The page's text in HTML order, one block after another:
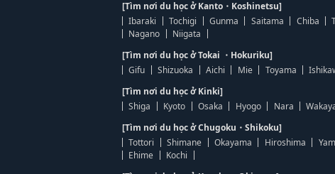
[Tìm nơi du học ở Kanto・Koshinetsu]
Ibaraki
Tochigi Gunma Saitama Chiba
Nagano
Niigata
[Tìm nơi du học ở Tokai ・Hokuriku]
Gifu
Shizuoka Aichi Mie Toyama
[Tìm nơi du học ở Kinki]
Shiga
Kyoto Osaka Hyogo Nara
[Tìm nơi du học ở Chugoku・Shikoku]
Tottori
Shimane Okayama Hiroshima
Ehime
Kochi